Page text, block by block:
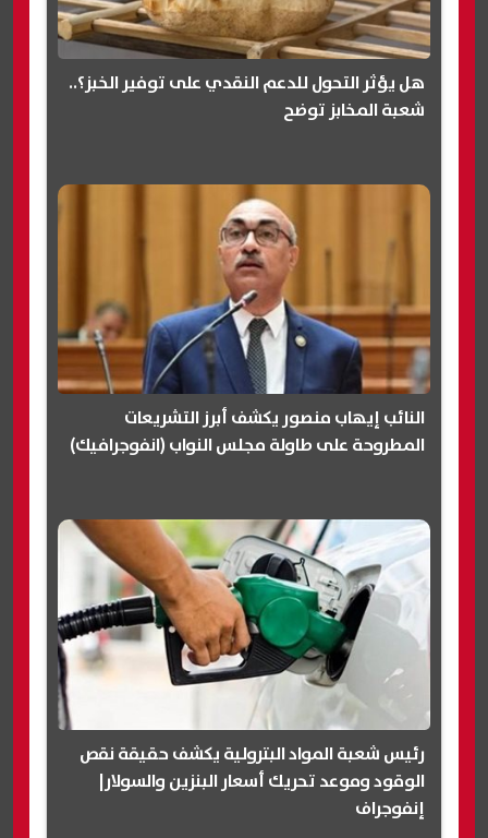
هل يؤثر التحول للدعم النقدي على توفير الخبز؟..
شعبة المخابز توضح
النائب إيهاب منصور يكشف أبرز التشريعات
المطروحة على طاولة مجلس النواب (انفوجرافيك)
رئيس شعبة المواد البترولية يكشف حقيقة نقص
الوقود وموعد تحريك أسعار البنزين والسولار|
إنفوجراف